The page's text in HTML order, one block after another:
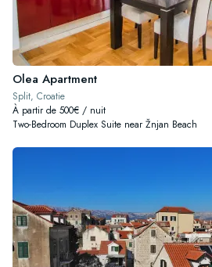
Olea Apartment
Split, Croatie
À partir de 500€ / nuit
Two-Bedroom Duplex Suite near Žnjan Beach